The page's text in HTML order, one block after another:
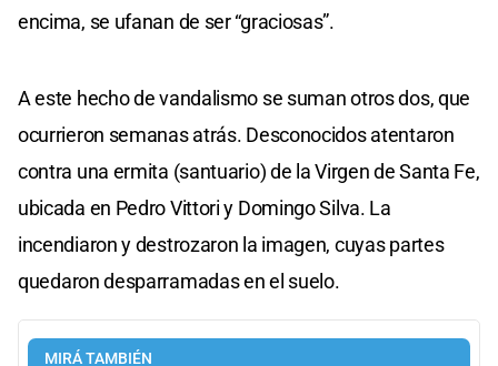
encima, se ufanan de ser “graciosas”.
A este hecho de vandalismo se suman otros dos, que
ocurrieron semanas atrás. Desconocidos atentaron
contra una ermita (santuario) de la Virgen de Santa Fe,
ubicada en Pedro Vittori y Domingo Silva. La
incendiaron y destrozaron la imagen, cuyas partes
quedaron desparramadas en el suelo.
MIRÁ TAMBIÉN